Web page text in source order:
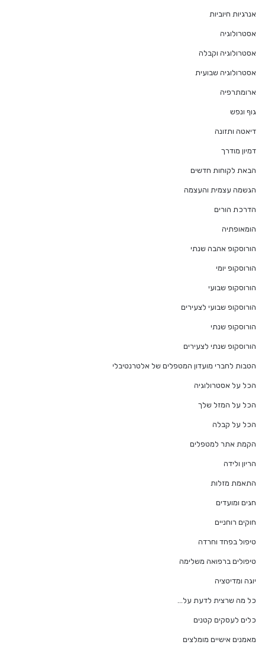
אנרגיות חיוביות
אסטרולוגיה
אסטרולוגיה וקבלה
אסטרולוגיה שבועית
ארומתרפיה
גוף ונפש
דיאטה ותזונה
דמיון מודרך
הבאת לקוחות חדשים
הגשמה עצמית והעצמה
הדרכת הורים
הומאופתיה
הורוסקופ אהבה שנתי
הורוסקופ יומי
הורוסקופ שבועי
הורוסקופ שבועי לצעירים
הורוסקופ שנתי
הורוסקופ שנתי לצעירים
הטבות לחברי מועדון המטפלים של אלטרנטיבלי
הכל על אסטרולוגיה
הכל על המזל שלך
הכל על קבלה
הקמת אתר למטפלים
הריון ולידה
התאמת מזלות
חגים ומועדים
חוקים רוחניים
טיפול בפחד וחרדה
טיפולים ברפואה משלימה
יוגה ומדיטציה
כל מה שרצית לדעת על…
כלים לעסקים קטנים
מאמנים אישיים מומלצים